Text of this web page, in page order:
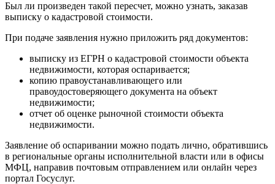
Был ли произведен такой пересчет, можно узнать, заказав
выписку о кадастровой стоимости.
При подаче заявления нужно приложить ряд документов:
выписку из ЕГРН о кадастровой стоимости объекта
недвижимости, которая оспаривается;
копию правоустанавливающего или
правоудостоверяющего документа на объект
недвижимости;
отчет об оценке рыночной стоимости объекта
недвижимости.
Заявление об оспаривании можно подать лично, обратившись
в региональные органы исполнительной власти или в офисы
МФЦ, направив почтовым отправлением или онлайн через
портал Госуслуг.